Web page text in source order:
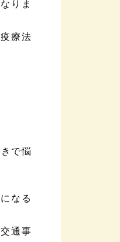
りま
療法
で悩
なる
通事